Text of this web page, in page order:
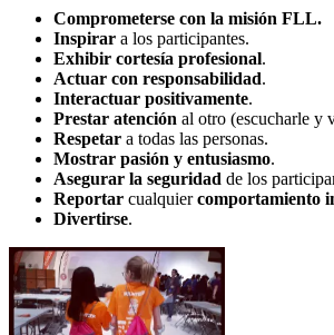
Comprometerse con la misión FLL.
Inspirar a los participantes.
Exhibir cortesía profesional.
Actuar con responsabilidad.
Interactuar positivamente.
Prestar atención al otro (escucharle y
Respetar a todas las personas.
Mostrar pasión y entusiasmo.
Asegurar la seguridad de los
Reportar cualquiercomportamiento
Divertirse.